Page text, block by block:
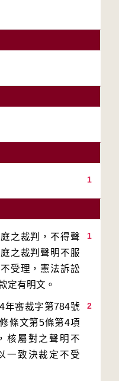
1
1
之裁判，不得聲
之裁判聲明不服
受理，憲法訴訟
2
年審裁字第784號
條文第5條第4項
核屬對之聲明不
一致決裁定不受